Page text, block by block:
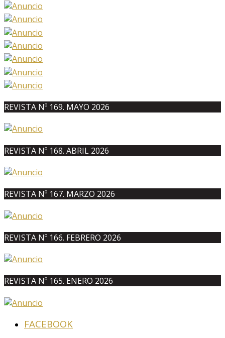
REVISTA Nº 169. MAYO 2026
REVISTA Nº 168. ABRIL 2026
REVISTA Nº 167. MARZO 2026
REVISTA Nº 166. FEBRERO 2026
REVISTA Nº 165. ENERO 2026
FACEBOOK